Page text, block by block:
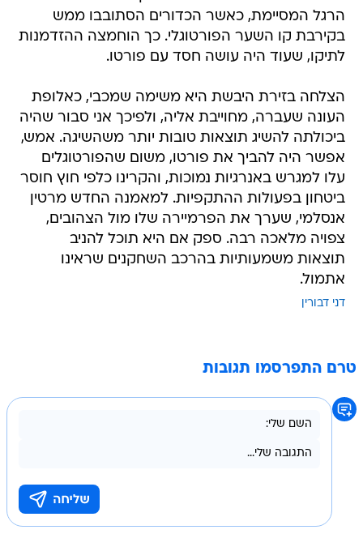
הרגל המסיימת, כאשר הכדורים הסתובבו ממש
בקירבת קו השער הפורטוגלי. כך הוחמצה ההזדמנות
לתיקו, שעוד היה עושה חסד עם פורטו.
הצלחה בזירת היבשת היא משימה שמכבי, כאלופת
העונה שעברה, מחוייבת אליה, ולפיכך אני סבור שהיה
ביכולתה להשיג תוצאות טובות יותר משהשיגה. אמש,
אפשר היה להביך את פורטו, משום שהפורטוגלים
עלו למגרש באנרגיות נמוכות, והקרינו כלפי חוץ חוסר
ביטחון בפעולות ההתקפיות. למאמנה החדש מרטין
אנסלמי, שערך את הפרמיירה שלו מול הצהובים,
צפויה מלאכה רבה. ספק אם היא תוכל להניב
תוצאות משמעותיות בהרכב השחקנים שראינו
אתמול.
דני דבורין
טרם התפרסמו תגובות